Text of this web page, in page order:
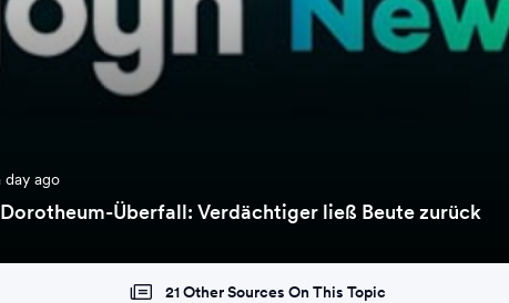
day ago
Überfall: Verdächtiger ließ Beute zurück
21 Other Sources On This Topic